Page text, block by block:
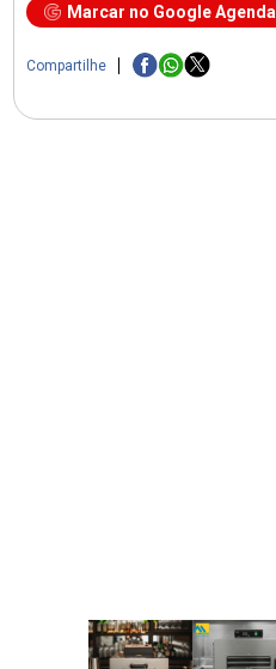
Marcar no Google Agenda
Compartilhe